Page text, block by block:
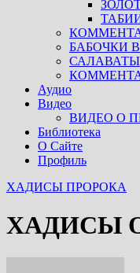
БАБОЧКИ
САЛАВАТЫ
Аудио
Видео
ВИДЕО О
Библиотека
О Сайте
Профиль
ХАДИСЫ ПРОРОКА
ХАДИСЫ